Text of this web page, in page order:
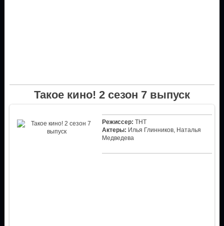
Такое кино! 2 сезон 7 выпуск
Режиссер: ТНТ
Актеры: Илья Глинников, Наталья
Медведева